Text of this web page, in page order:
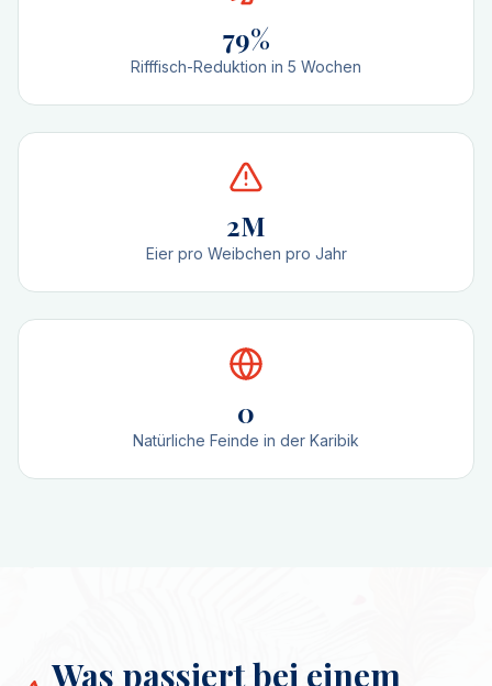
79%
Rifffisch-Reduktion in 5 Wochen
2M
Eier pro Weibchen pro Jahr
0
Natürliche Feinde in der Karibik
Was passiert bei einem